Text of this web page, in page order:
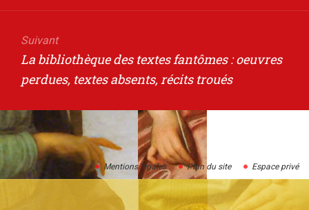
Suivant
Article
suivant
La bibliothèque des textes fantômes : oeuvres
perdues, textes absents, récits troués
Mentions légales Plan du site Espace privé